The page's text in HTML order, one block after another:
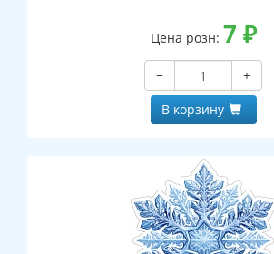
Цена розн: 7 ₽
−
+
В корзину